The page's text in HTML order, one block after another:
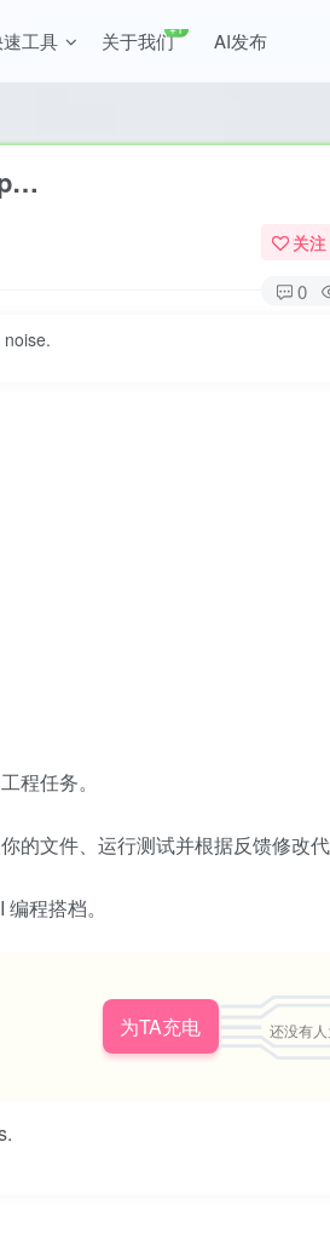
工具 关于我们+1 AI发布
关注
0
程任务。
的文件、运行测试并根据反馈修改
程搭档。
为TA充电 还没有